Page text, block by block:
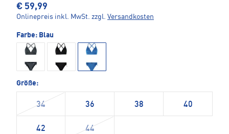
€ 59,99
Onlinepreis inkl. MwSt. zzgl. Versandkosten
Farbe: Blau
Größe:
34 36 38 40
42 44